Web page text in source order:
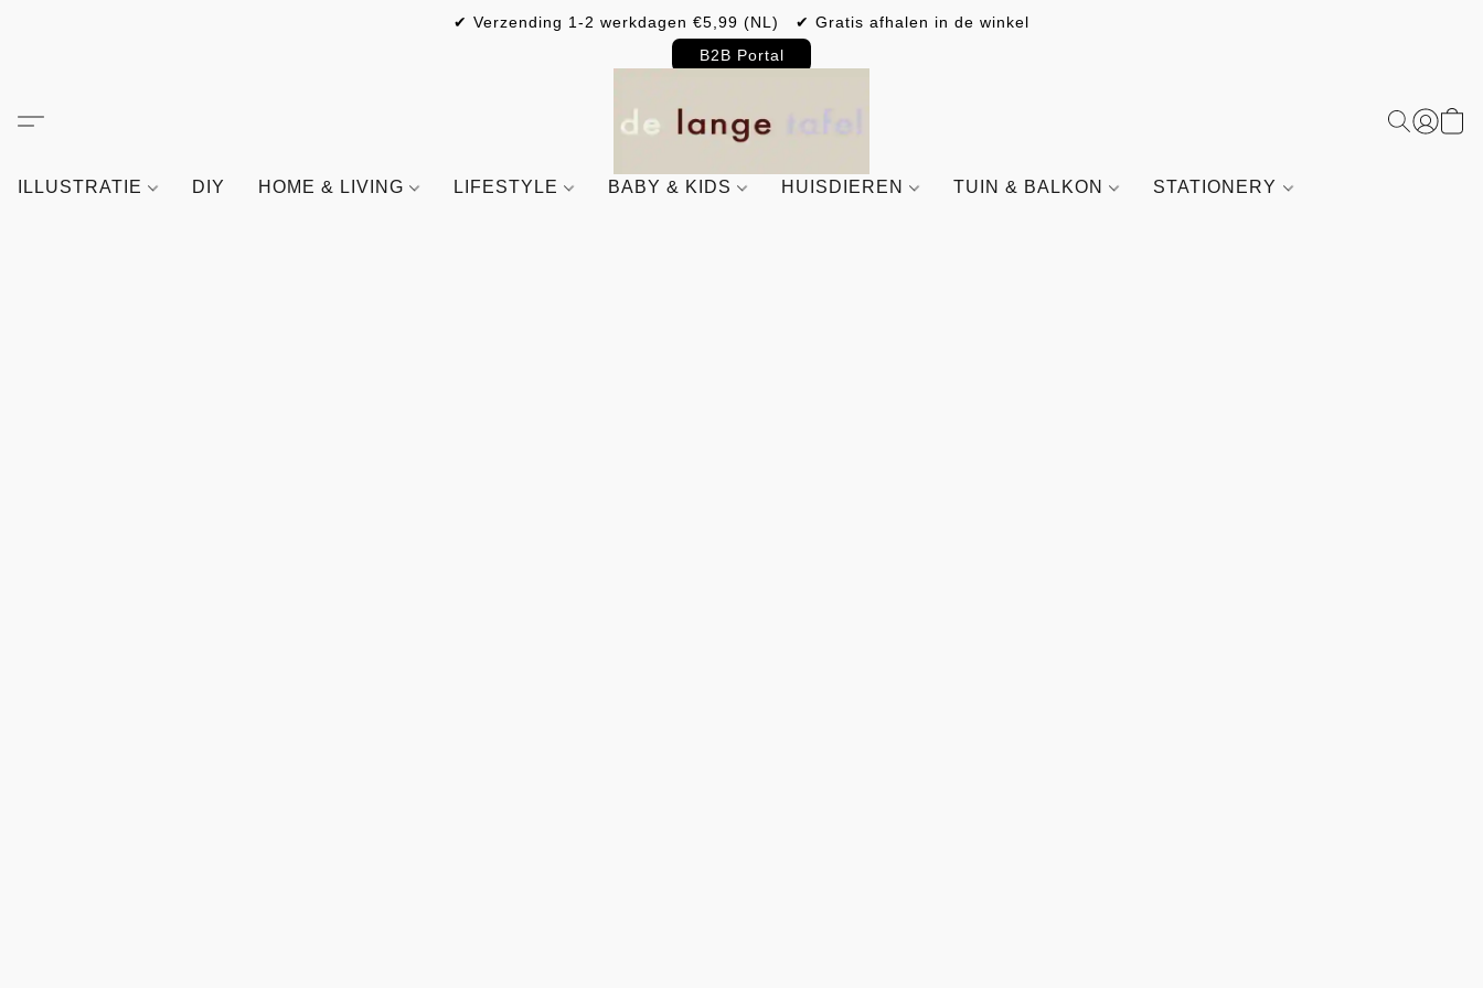
✔ Verzending 1-2 werkdagen €5,99 (NL) ✔ Gratis afhalen in de winkel
B2B Portal
ILLUSTRATIE DIY HOME & LIVING LIFESTYLE BABY & KIDS HUISDIEREN TUIN & BALKON STATIONERY